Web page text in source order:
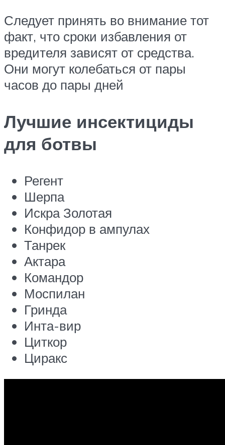
Следует принять во внимание тот
факт, что сроки избавления от
вредителя зависят от средства.
Они могут колебаться от пары
часов до пары дней
Лучшие инсектициды
для ботвы
Регент
Шерпа
Искра Золотая
Конфидор в ампулах
Танрек
Актара
Командор
Моспилан
Гринда
Инта-вир
Циткор
Циракс